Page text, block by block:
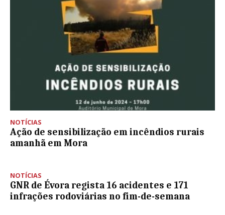
NOTÍCIAS
Ação de sensibilização em incêndios rurais
amanhã em Mora
NOTÍCIAS
GNR de Évora regista 16 acidentes e 171
infrações rodoviárias no fim-de-semana